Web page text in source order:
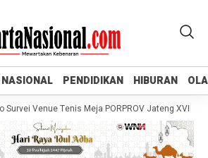
NASIONAL PENDIDIKAN HIBURAN
NASIONAL PENDIDIKAN HIBURAN
Venue Tenis Meja PORPROV Jateng XVII 2026,